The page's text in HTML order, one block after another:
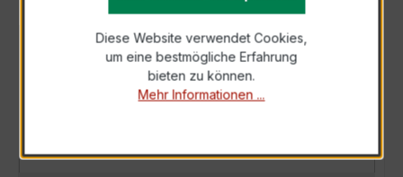
BESCHREIBUNG
Der WSK 40N 40/1A 10VA Kl.1 ist ein
kompakter, hochpräziser Niederspannungs-
Diese Website verwendet Cookies,
um eine bestmögliche Erfahrung
bieten zu können.
Mehr Informationen ...